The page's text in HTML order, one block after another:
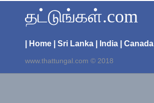
தட்டுங்கள்.com
| Home | Sri Lanka | India | Canada
www.thattungal.com © 2018